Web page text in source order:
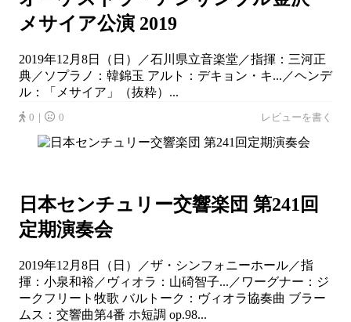
メサイア公演 2019
2019年12月8日（日）／石川県立音楽堂／指揮：三河正
典／ソプラノ：韓錦玉 アルト：デキョン・キ...／ヘンデ
ル：「メサイア」（抜粋）...
0｜ 0 レビューを書く
日本センチュリー交響楽団 第241回
定期演奏会
2019年12月8日（日）／ザ・シンフォニーホール／指
揮：小泉和裕／ヴィオラ：山碕智子...／ワーグナー：ジ
ークフリート牧歌 バルトーク：ヴィオラ協奏曲 ブラー
ムス：交響曲第4番 ホ短調 op.98...